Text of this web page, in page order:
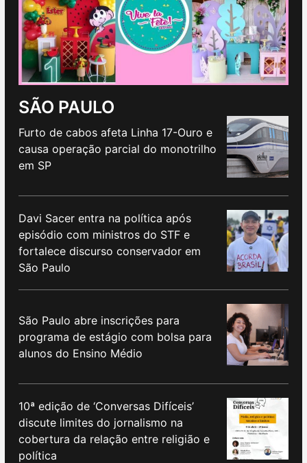
SÃO PAULO
Furto de cabos afeta Linha 17-Ouro e
causa operação parcial do monotrilho
em SP
Davi Sacer entra na política após
episódio com ministros do STF e
fortalece discurso conservador em
São Paulo
São Paulo abre inscrições para
programa de estágio com bolsa para
alunos do Ensino Médio
10ª edição de ‘Conversas Difíceis’
discute limites do jornalismo na
cobertura da relação entre religião e
política